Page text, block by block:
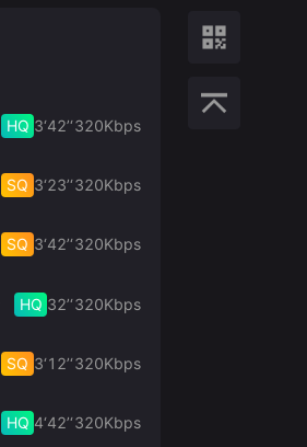
HQ 3‘42’‘320Kbps
SQ 3‘23’‘320Kbps
SQ 3‘42’‘320Kbps
HQ 32’‘320Kbps
SQ 3‘12’‘320Kbps
HQ 4‘42’‘320Kbps